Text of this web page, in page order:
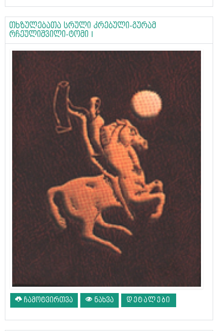
თხზულებათა სრული კრებული-გურამ
რჩეულიშვილი-ტომი I
ჩამოტვირთვა ნახვა ᲓᲔᲢᲐᲚᲔᲑᲘ